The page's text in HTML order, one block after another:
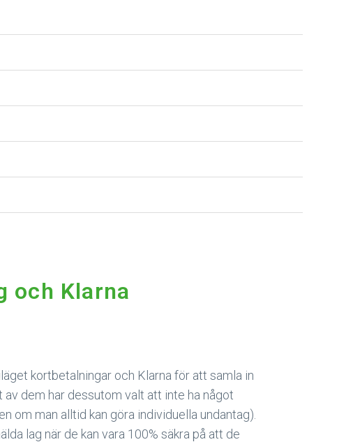
och Klarna
kortbetalningar och Klarna för att samla in
dem har dessutom valt att inte ha något
om man alltid kan göra individuella undantag).
lag när de kan vara 100% säkra på att de